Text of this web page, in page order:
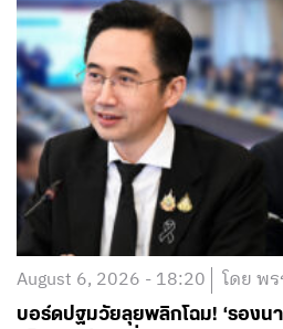
August 6, 2026 - 18:20 โดย พ
บอร์ดปฐมวัยลุยพลิกโฉม! ‘รองน